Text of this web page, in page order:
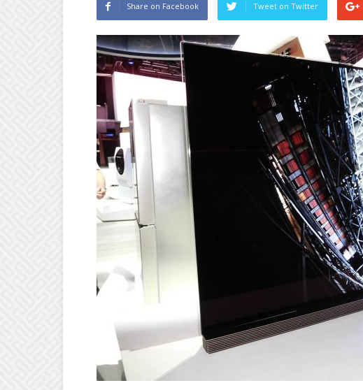
Share on Facebook Tweet on Twitter